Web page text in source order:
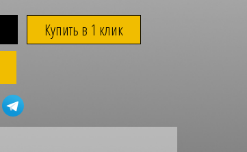
Купить в 1 клик